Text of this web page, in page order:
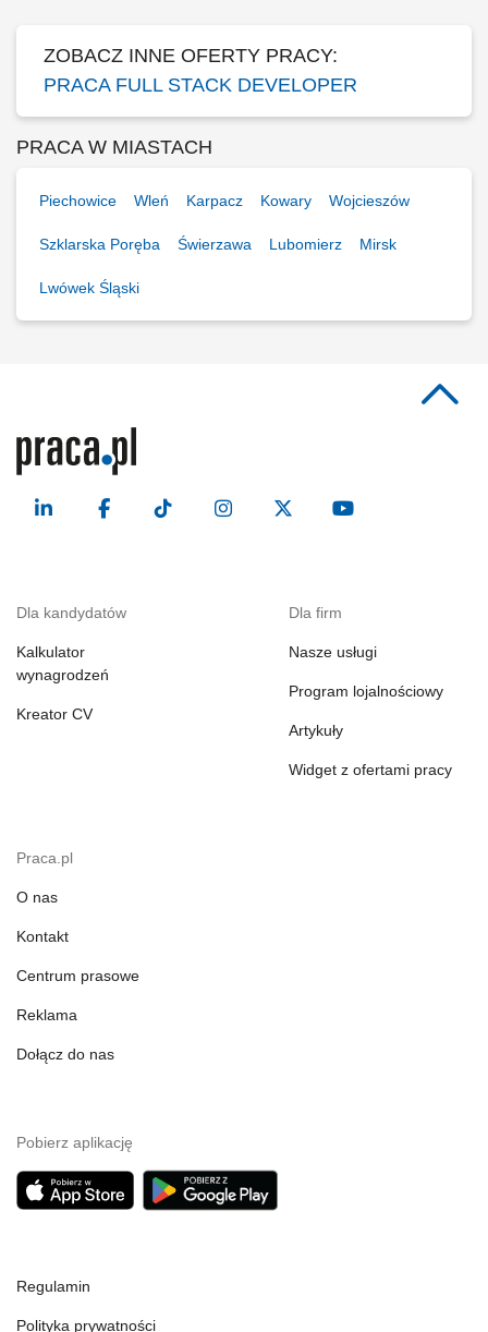
ZOBACZ INNE OFERTY PRACY:
PRACA FULL STACK DEVELOPER
PRACA W MIASTACH
Piechowice Wleń Karpacz Kowary Wojcieszów
Szklarska Poręba Świerzawa Lubomierz Mirsk
Lwówek Śląski
Dla kandydatów
Kalkulator
wynagrodzeń
Kreator CV
Dla firm
Nasze usługi
Program lojalnościowy
Artykuły
Widget z ofertami pracy
Praca.pl
O nas
Kontakt
Centrum prasowe
Reklama
Dołącz do nas
Pobierz aplikację
Regulamin
Polityka prywatności